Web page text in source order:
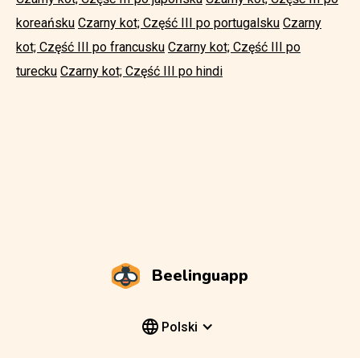
koreańsku Czarny kot; Część III po portugalsku Czarny
kot; Część III po francusku Czarny kot; Część III po
turecku Czarny kot; Część III po hindi
Beelinguapp
Polski